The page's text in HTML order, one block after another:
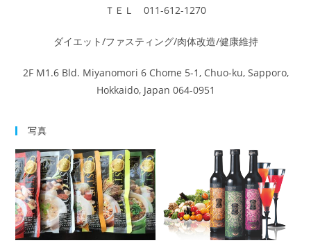
ＴＥＬ 011-612-1270
ダイエット/ファスティング/肉体改造/健康維持
2F M1.6 Bld. Miyanomori 6 Chome 5-1, Chuo-ku, Sapporo,
Hokkaido, Japan 064-0951
写真